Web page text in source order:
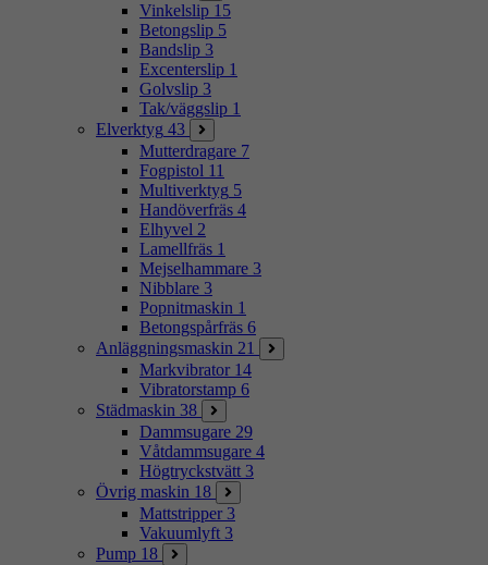
Vinkelslip 15
Betongslip 5
Bandslip 3
Excenterslip 1
Golvslip 3
Tak/väggslip 1
Elverktyg 43
Mutterdragare 7
Fogpistol 11
Multiverktyg 5
Handöverfräs 4
Elhyvel 2
Lamellfräs 1
Mejselhammare 3
Nibblare 3
Popnitmaskin 1
Betongspårfräs 6
Anläggningsmaskin 21
Markvibrator 14
Vibratorstamp 6
Städmaskin 38
Dammsugare 29
Våtdammsugare 4
Högtryckstvätt 3
Övrig maskin 18
Mattstripper 3
Vakuumlyft 3
Pump 18